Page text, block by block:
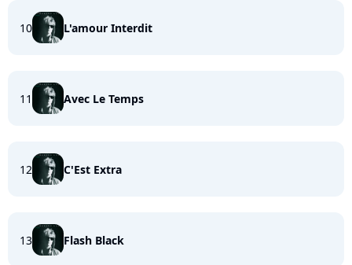
10 L'amour Interdit
11 Avec Le Temps
12 C'Est Extra
13 Flash Black